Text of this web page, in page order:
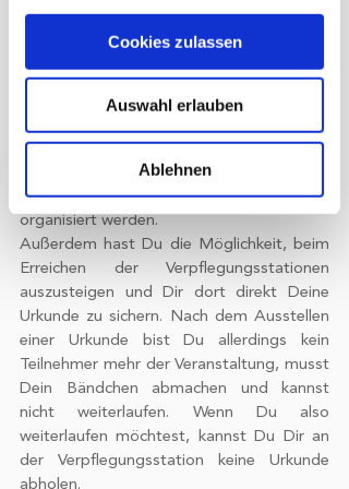
Ihr Gerät durch aktives Scannen
nach bestimmten Merkmalen
(Fingerprinting) identifizieren
Erfahren Sie mehr darüber, wie Ihre
persönlichen Daten verarbeitet werden,
Abschnitt Einzelheitenfest.
Wir verwenden Cookies, um Inhalte
und Anzeigen zu personalisieren,
Funktionen für soziale Medien anbieten
zu können und die Zugriffe auf unsere
Website zu analysieren. Außerdem
geben wir Informationen zu Ihrer
Verwendung unserer Website an
unsere Partner für soziale Medien,
Werbung und Analysen weiter. Unsere
Cookies zulassen
Auswahl erlauben
Ablehnen
Sobald Du merkst, dass Du nicht mehr
kannst und aussteigen willst, höre auf
Deinen Kopf und steige aus. Du musst
Dich nicht bei uns abmelden, sondern
kannst mit öffentlichen Verkehrsmitteln
abreisen oder abholen lassen. Die Abreise
muss grundsätzlich selbst von Dir
organisiert werden.
Außerdem hast Du die Möglichkeit, beim
Erreichen der Verpflegungsstationen
auszusteigen und Dir dort direkt Deine
Urkunde zu sichern. Nach dem Ausstellen
einer Urkunde bist Du allerdings kein
Teilnehmer mehr der Veranstaltung, musst
Dein Bändchen abmachen und kannst
nicht weiterlaufen. Wenn Du also
weiterlaufen möchtest, kannst Du Dir an
der Verpflegungsstation keine Urkunde
abholen.